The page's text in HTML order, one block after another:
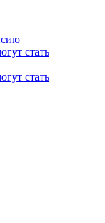
стать
стать